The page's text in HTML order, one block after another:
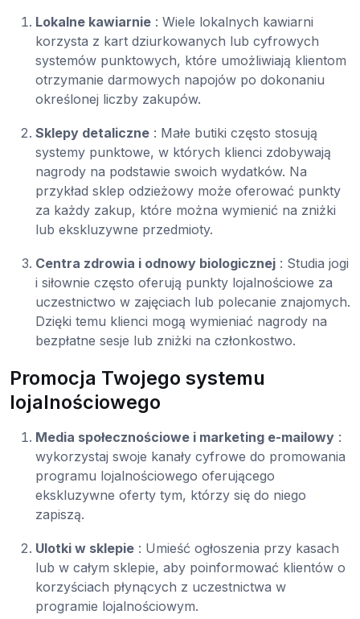
Lokalne kawiarnie : Wiele lokalnych kawiarni
korzysta z kart dziurkowanych lub cyfrowych
systemów punktowych, które umożliwiają klientom
otrzymanie darmowych napojów po dokonaniu
określonej liczby zakupów.
Sklepy detaliczne : Małe butiki często stosują
systemy punktowe, w których klienci zdobywają
nagrody na podstawie swoich wydatków. Na
przykład sklep odzieżowy może oferować punkty
za każdy zakup, które można wymienić na zniżki
lub ekskluzywne przedmioty.
Centra zdrowia i odnowy biologicznej : Studia jogi
i siłownie często oferują punkty lojalnościowe za
uczestnictwo w zajęciach lub polecanie znajomych.
Dzięki temu klienci mogą wymieniać nagrody na
bezpłatne sesje lub zniżki na członkostwo.
Promocja Twojego systemu
lojalnościowego
Media społecznościowe i marketing e-mailowy :
wykorzystaj swoje kanały cyfrowe do promowania
programu lojalnościowego oferującego
ekskluzywne oferty tym, którzy się do niego
zapiszą.
Ulotki w sklepie : Umieść ogłoszenia przy kasach
lub w całym sklepie, aby poinformować klientów o
korzyściach płynących z uczestnictwa w
programie lojalnościowym.